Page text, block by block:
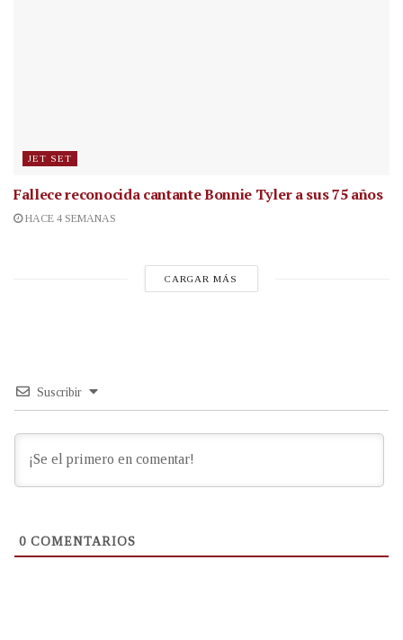
JET SET
Fallece reconocida cantanteBonnie Tyler a sus 75 años
HACE 4 SEMANAS
CARGAR MÁS
Suscribir
0 COMENTARIOS